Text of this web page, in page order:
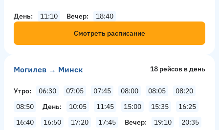
День 11:10 Вечер
18:40
Смотреть расписание
Могилев → Минск 18 рейсов в день
Утро 06:30 07:05 07:45 08:00 08:05
08:20
08:50
День 10:05 11:45 15:00 15:35
16:25
16:40
16:50 17:20 17:45 Вечер 19:10 20:35